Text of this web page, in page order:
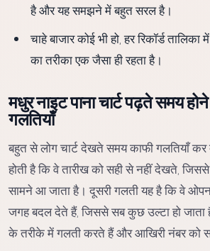
है और यह समझने में बहुत सरल है।
चाहे बाजार कोई भी हो, हर रिकॉर्ड
का तरीका एक जैसा ही रहता है।
मधुर नाइट पाना चार्ट पढ़ते समय होने
गलतियाँ
बहुत से लोग चार्ट देखते समय काफी गलतियाँ
होती है कि वे तारीख को सही से नहीं देखते,
सामने आ जाता है। दूसरी गलती यह है कि वे
जगह बदल देते हैं, जिससे सब कुछ उल्टा हो
के तरीके में गलती करते हैं और आखिरी नंबर को